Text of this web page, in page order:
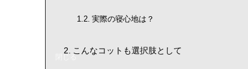
実際の寝心地は？
こんなコットも選択肢として